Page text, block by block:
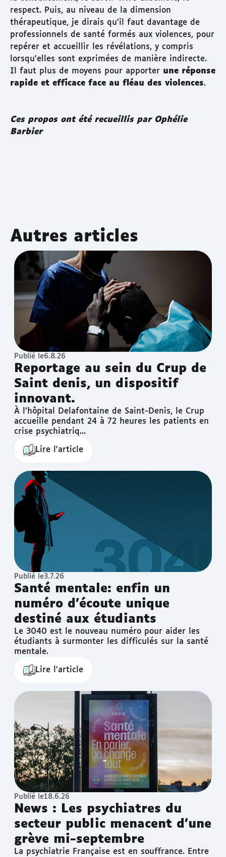
respect. Puis, au niveau de la dimension
thérapeutique, je dirais qu’il faut davantage de
professionnels de santé formés aux violences, pour
repérer et accueillir les révélations, y compris
lorsqu’elles sont exprimées de manière indirecte.
Il faut plus de moyens pour apporter une réponse
rapide et efficace face au fléau des violences.
Ces propos ont été recueillis par Ophélie
Barbier
Autres articles
Publié le6.8.26
Reportage au sein du Crup de
Saint denis, un dispositif
innovant.
À l’hôpital Delafontaine de Saint-Denis, le Crup
accueille pendant 24 à 72 heures les patients en
crise psychiatriq...
Lire l'article
Publié le3.7.26
Santé mentale: enfin un
numéro d'écoute unique
destiné aux étudiants
Le 3040 est le nouveau numéro pour aider les
étudiants à surmonter les difficulés sur la santé
mentale.
Lire l'article
Publié le18.6.26
News : Les psychiatres du
secteur public menacent d'une
grève mi-septembre
La psychiatrie Française est en souffrance. Entre